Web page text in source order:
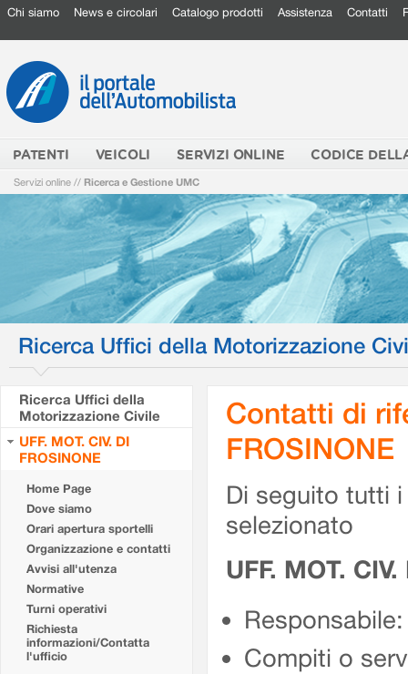
Chi siamo News e circolari Catalogo prodotti Assistenza Contatti
PATENTI VEICOLI SERVIZI ONLINE CODICE
Servizi online // Ricerca e Gestione UMC
Ricerca Uffici della Motorizzazione
Ricerca Uffici della
Motorizzazione Civile
UFF. MOT. CIV. DI
FROSINONE
Home Page
Dove siamo
Orari apertura sportelli
Organizzazione e contatti
Avvisi all'utenza
Normative
Turni operativi
Richiesta
informazioni/Contatta
l'ufficio
Contatti di
FROSINONE
Di seguito tutti
selezionato
UFF. MOT.
Compiti o